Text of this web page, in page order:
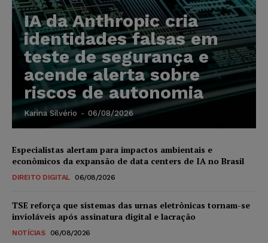
IA da Anthropic cria
identidades falsas em
teste de segurança e
acende alerta sobre
riscos de autonomia
Karina Silvério - 06/08/2026
Especialistas alertam para impactos ambientais e
econômicos da expansão de data centers de IA no Brasil
DIREITO DIGITAL 06/08/2026
TSE reforça que sistemas das urnas eletrônicas tornam-se
invioláveis após assinatura digital e lacração
NOTÍCIAS 06/08/2026